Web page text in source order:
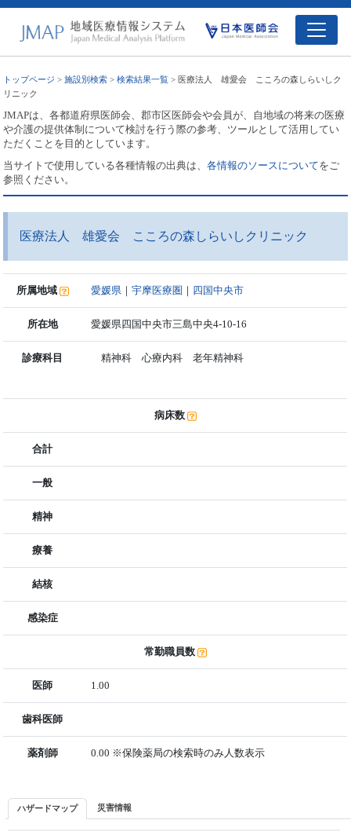
トップページ >施設別検索 >検索結果一覧 > 医療法人 雄愛会 こころの森しらいしク
リニック
JMAPは、各都道府県医師会、郡市区医師会や会員が、自地域の将来の医療
や介護の提供体制について検討を行う際の参考、ツールとして活用してい
ただくことを目的としています。
当サイトで使用している各種情報の出典は、各情報のソースについてをご
参照ください。
医療法人 雄愛会 こころの森しらいしクリニック
所属地域 愛媛県 ｜宇摩医療圏 ｜ 四国中央市
所在地 愛媛県四国中央市三島中央4-10-16
診療科目 精神科 心療内科 老年精神科
病床数
合計
一般
精神
療養
結核
感染症
常勤職員数
医師 1.00
歯科医師
薬剤師 0.00 ※保険薬局の検索時のみ人数表示
ハザードマップ 災害情報